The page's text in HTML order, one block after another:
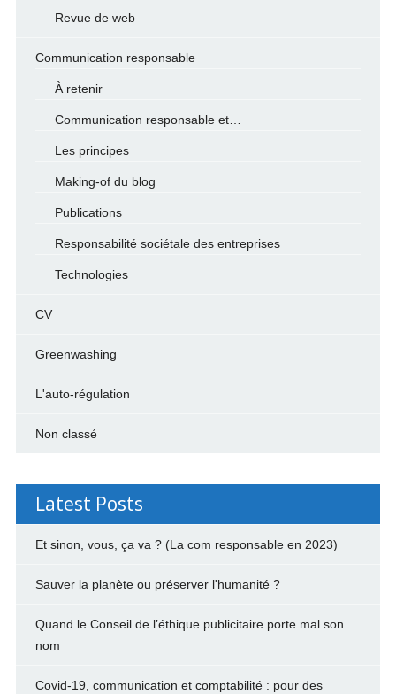
Revue de web
Communication responsable
À retenir
Communication responsable et…
Les principes
Making-of du blog
Publications
Responsabilité sociétale des entreprises
Technologies
CV
Greenwashing
L'auto-régulation
Non classé
Latest Posts
Et sinon, vous, ça va ? (La com responsable en 2023)
Sauver la planète ou préserver l'humanité ?
Quand le Conseil de l’éthique publicitaire porte mal son
nom
Covid-19, communication et comptabilité : pour des